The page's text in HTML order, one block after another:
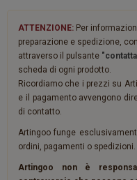
ATTENZIONE: Per
preparazione e spedizione,
attraverso il pulsante
scheda di ogni prodotto.
Ricordiamo che i prezzi su
e il pagamento avvengono
di contatto.
Artingoo funge
ordini, pagamenti o spedizioni.
Artingoo non è